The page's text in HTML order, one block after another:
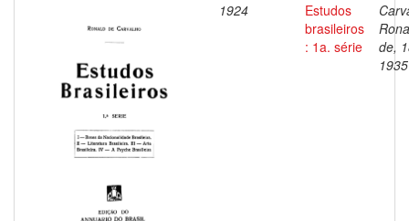
1924
Estudos
brasileiros
: 1a. série
de,
1935